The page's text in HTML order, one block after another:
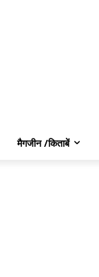
मैगजीन /किताबें